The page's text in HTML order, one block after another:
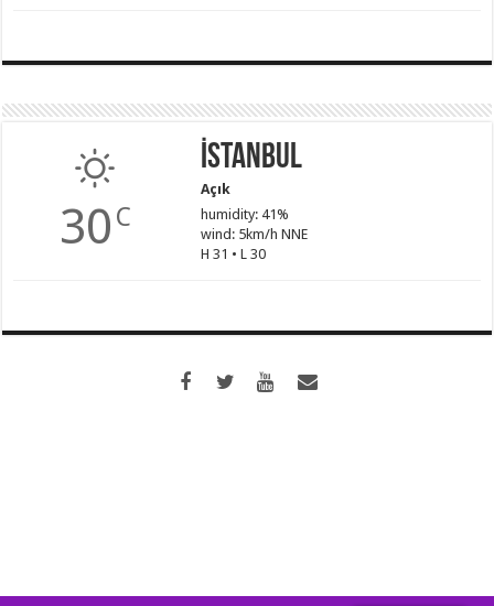
30 C
İstanbul
Açık
humidity: 41%
wind: 5km/h NNE
H 31 • L 30